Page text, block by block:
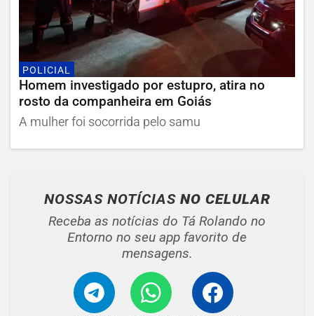
POLICIAL
Homem investigado por estupro, atira no
rosto da companheira em Goiás
A mulher foi socorrida pelo samu
NOSSAS NOTÍCIAS NO CELULAR
Receba as notícias do Tá Rolando no
Entorno no seu app favorito de
mensagens.